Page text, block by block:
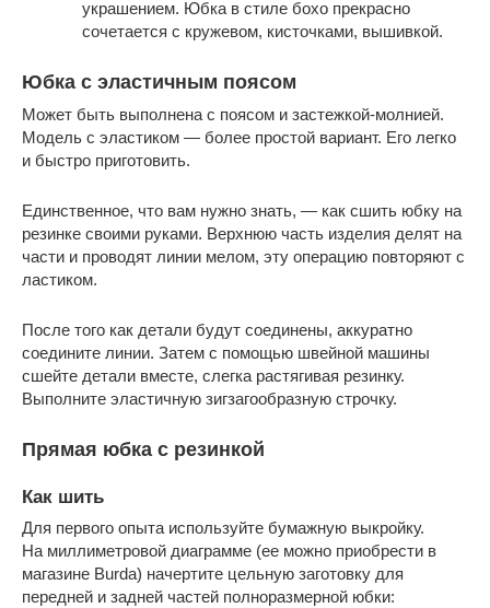
украшением. Юбка в стиле бохо прекрасно
сочетается с кружевом, кисточками, вышивкой.
Юбка с эластичным поясом
Может быть выполнена с поясом и застежкой-молнией.
Модель с эластиком — более простой вариант. Его легко
и быстро приготовить.
Единственное, что вам нужно знать, — как сшить юбку на
резинке своими руками. Верхнюю часть изделия делят на
части и проводят линии мелом, эту операцию повторяют с
ластиком.
После того как детали будут соединены, аккуратно
соедините линии. Затем с помощью швейной машины
сшейте детали вместе, слегка растягивая резинку.
Выполните эластичную зигзагообразную строчку.
Прямая юбка с резинкой
Как шить
Для первого опыта используйте бумажную выкройку.
На миллиметровой диаграмме (ее можно приобрести в
магазине Burda) начертите цельную заготовку для
передней и задней частей полноразмерной юбки: